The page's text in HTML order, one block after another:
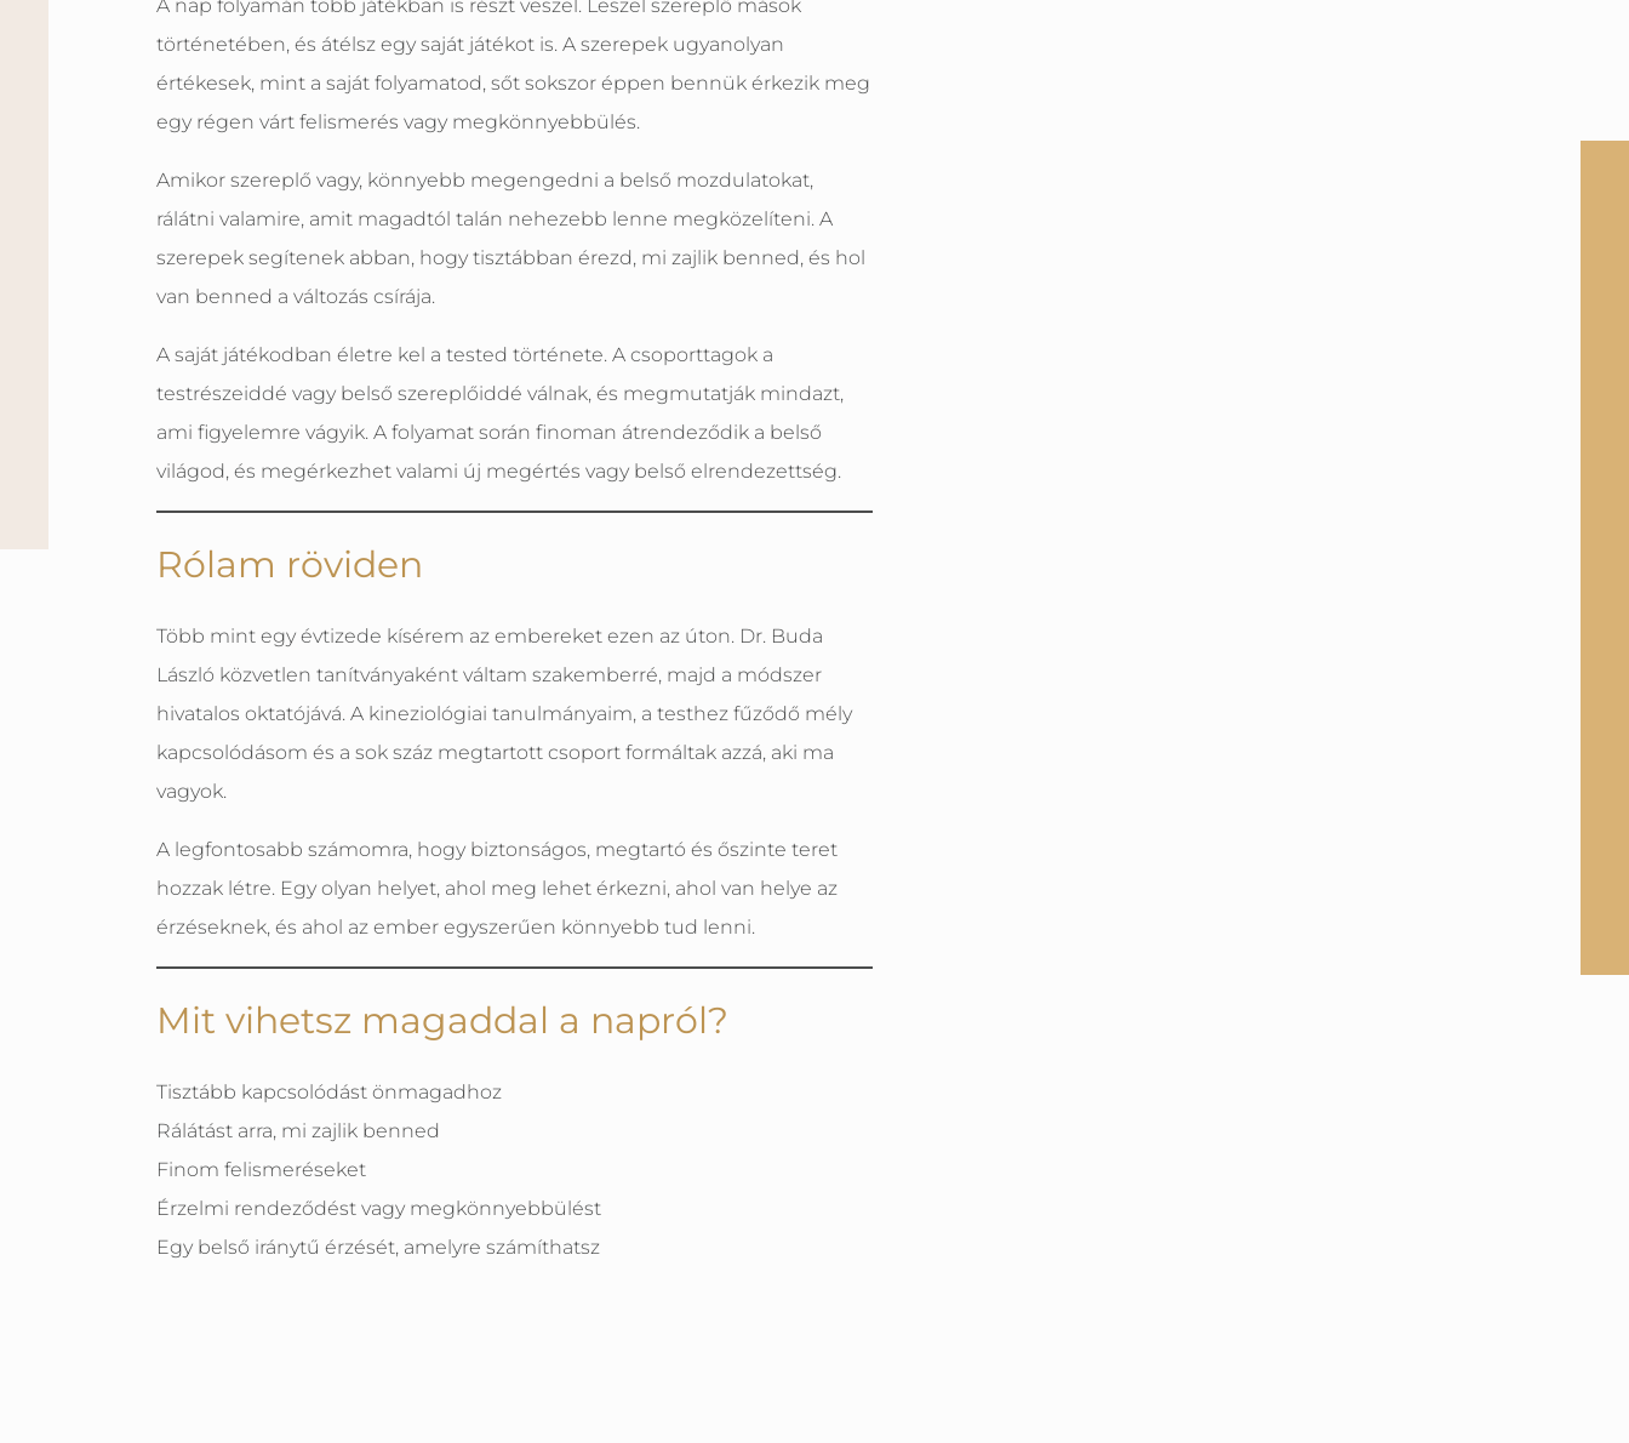
A nap folyamán több játékban is részt veszel. Leszel szereplő mások
történetében, és átélsz egy saját játékot is. A szerepek ugyanolyan
értékesek, mint a saját folyamatod, sőt sokszor éppen bennük érkezik meg
egy régen várt felismerés vagy megkönnyebbülés.
Amikor szereplő vagy, könnyebb megengedni a belső mozdulatokat,
rálátni valamire, amit magadtól talán nehezebb lenne megközelíteni. A
szerepek segítenek abban, hogy tisztábban érezd, mi zajlik benned, és hol
van benned a változás csírája.
A saját játékodban életre kel a tested története. A csoporttagok a
testrészeiddé vagy belső szereplőiddé válnak, és megmutatják mindazt,
ami figyelemre vágyik. A folyamat során finoman átrendeződik a belső
világod, és megérkezhet valami új megértés vagy belső elrendezettség.
Rólam röviden
Több mint egy évtizede kísérem az embereket ezen az úton. Dr. Buda
László közvetlen tanítványaként váltam szakemberré, majd a módszer
hivatalos oktatójává. A kineziológiai tanulmányaim, a testhez fűződő mély
kapcsolódásom és a sok száz megtartott csoport formáltak azzá, aki ma
vagyok.
A legfontosabb számomra, hogy biztonságos, megtartó és őszinte teret
hozzak létre. Egy olyan helyet, ahol meg lehet érkezni, ahol van helye az
érzéseknek, és ahol az ember egyszerűen könnyebb tud lenni.
Mit vihetsz magaddal a napról?
Tisztább kapcsolódást önmagadhoz
Rálátást arra, mi zajlik benned
Finom felismeréseket
Érzelmi rendeződést vagy megkönnyebbülést
Egy belső iránytű érzését, amelyre számíthatsz